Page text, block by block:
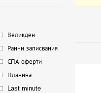
Великден
Ранни записвания
СПА оферти
Планина
Last minute